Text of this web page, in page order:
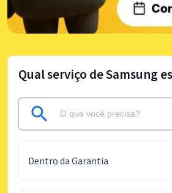
Qual serviço de Samsung
Dentro da Garantia